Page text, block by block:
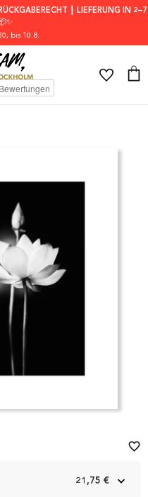
┃ LIEFERUNG IN 2–7
, bis 10.8.
21,75 €
favorite_border